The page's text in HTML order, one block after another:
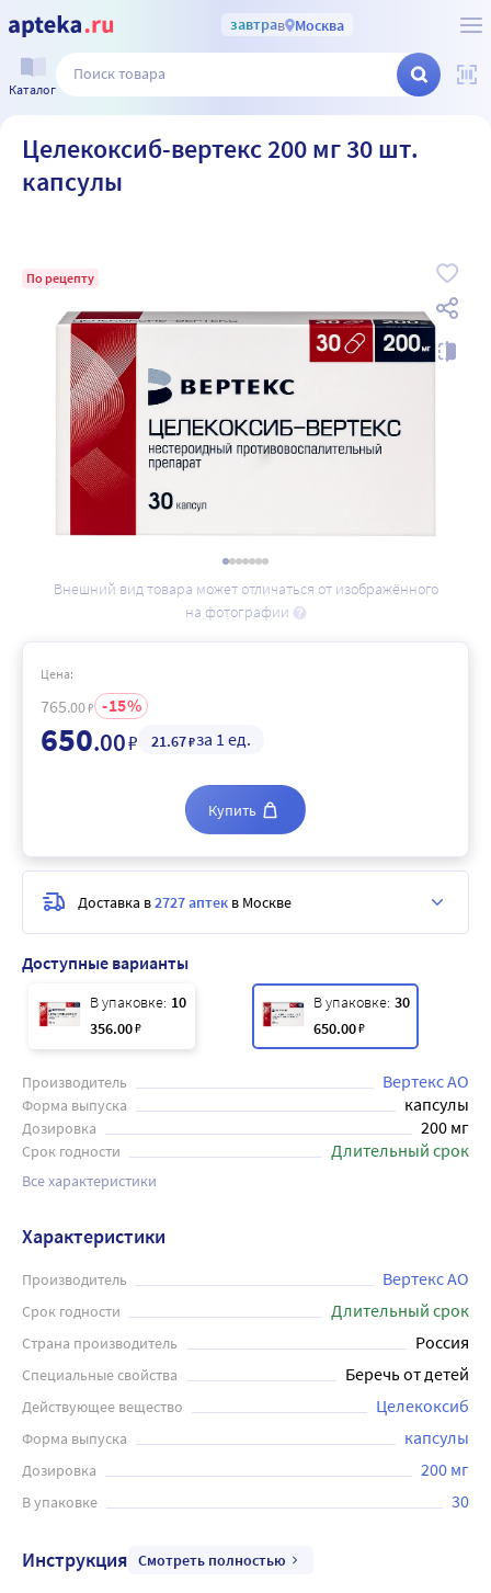
завтрав Москва
Каталог
Целекоксиб-вертекс 200 мг 30 шт.
капсулы
По рецепту
Внешний вид товара может отличаться от изображённого
на фотографии
Доступные варианты
В упаковке: 10
356.00₽
В упаковке: 30
650.00₽
Производитель Вертекс АО
Форма выпуска капсулы
Дозировка 200 мг
Срок годности Длительный срок
Все характеристики
Цена:
765.00₽ 15
650.00₽ 21.67₽за 1 ед.
Купить
Доставка в2727 аптек в Москве
Характеристики
Производитель Вертекс АО
Срок годности Длительный срок
Страна производитель Россия
Специальные свойства Беречь от детей
Действующее вещество Целекоксиб
Форма выпуска капсулы
Дозировка 200 мг
В упаковке 30
Инструкция Смотреть полностью